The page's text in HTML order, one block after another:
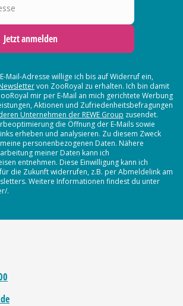
Jetzt anmelden
Mail-Adresse willige ich bis auf Widerruf ein,
von ZooRoyal zu erhalten. Ich bin damit
mir per E-Mail an mich gerichtete Werbung
Aktionen und Zufriedenheitsbefragungen
Unternehmen der REWE Group zusendet.
die Öffnung der E-Mails sowie
erheben und analysieren. Zu diesem Zweck
personenbezogenen Daten. Nähere
meiner Daten kann ich
entnehmen. Diese Einwilligung kann ich
die Zukunft widerrufen, z.B. per Abmeldelink am
Weitere Informationen findest du unter
.